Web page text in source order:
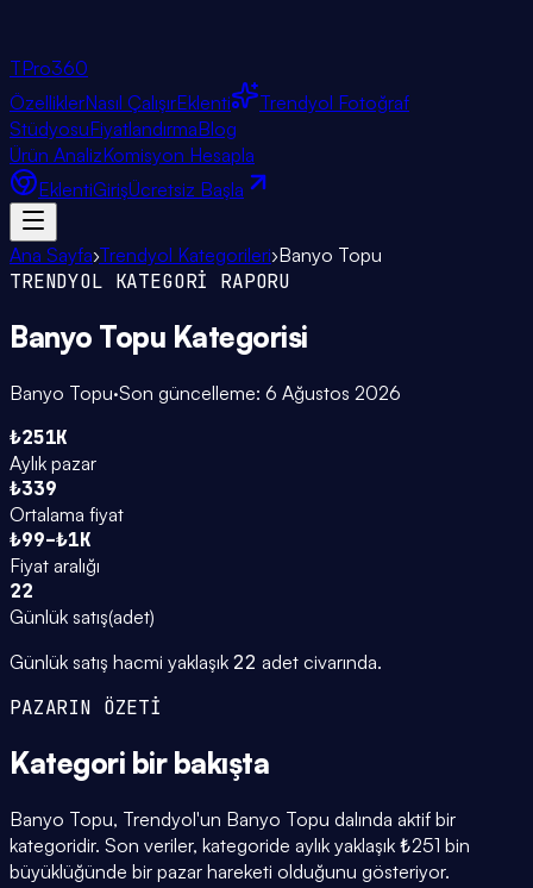
TPro360
ÖzelliklerNasıl ÇalışırEklenti
Trendyol Fotoğraf
StüdyosuFiyatlandırmaBlog
Ürün AnalizKomisyon Hesapla
EklentiGirişÜcretsiz Başla
Ana Sayfa›Trendyol Kategorileri›Banyo Topu
TRENDYOL KATEGORİ RAPORU
Banyo Topu Kategorisi
Banyo Topu·Son güncelleme: 6 Ağustos 2026
₺251K
Aylık pazar
₺339
Ortalama fiyat
₺99–₺1K
Fiyat aralığı
22
Günlük satış(adet)
Günlük satış hacmi yaklaşık 22 adet civarında.
PAZARIN ÖZETİ
Kategori bir bakışta
Banyo Topu, Trendyol'un Banyo Topu dalında aktif bir
kategoridir. Son veriler, kategoride aylık yaklaşık ₺251 bin
büyüklüğünde bir pazar hareketi olduğunu gösteriyor.